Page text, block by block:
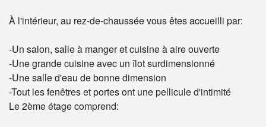
À l'intérieur, au rez-de-chaussée vous êtes accueilli par:
-Un salon, salle à manger et cuisine à aire ouverte
-Une grande cuisine avec un îlot surdimensionné
-Une salle d'eau de bonne dimension
-Tout les fenêtres et portes ont une pellicule d'intimité
Le 2ème étage comprend: